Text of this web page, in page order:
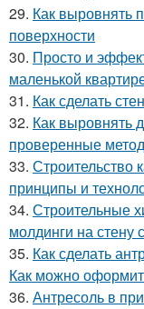
29. Как выровнять
поверхности
30. Просто и
маленькой
31. Как сделать
32. Как выровнять
проверенные
33. Строительство
принципы и
34. Строительные
молдинги на стену
35. Как сделать
Как можно
36. Антресоль в